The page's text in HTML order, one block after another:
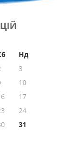
Нд
3
10
17
24
31